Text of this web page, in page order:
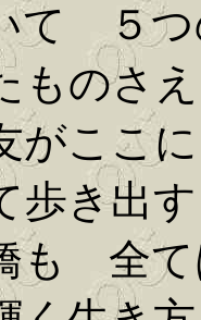
て ５つ
もの
がここ
歩き出す
も 全て